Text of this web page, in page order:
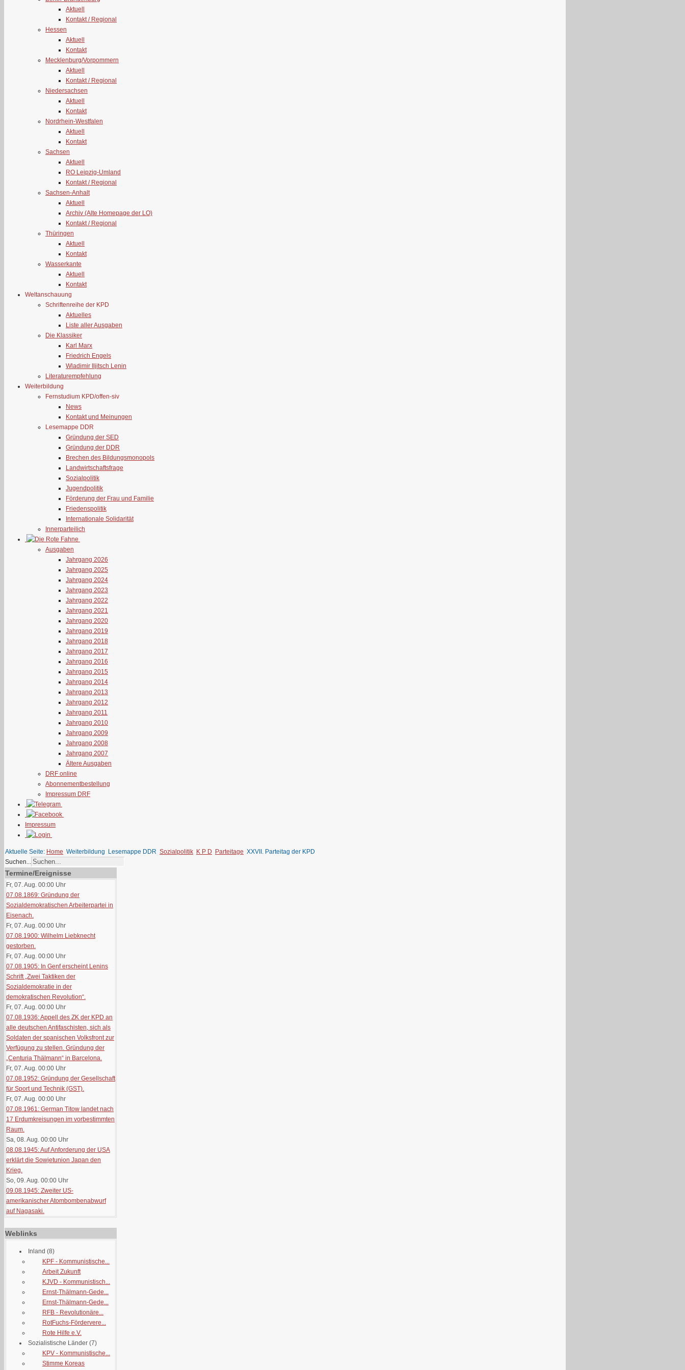
Aktuell
Kontakt / Regional
Hessen
Aktuell
Kontakt
Mecklenburg/Vorpommern
Aktuell
Kontakt / Regional
Niedersachsen
Aktuell
Kontakt
Nordrhein-Westfalen
Aktuell
Kontakt
Sachsen
Aktuell
RO Leipzig-Umland
Kontakt / Regional
Sachsen-Anhalt
Aktuell
Archiv (Alte Homepage der LO)
Kontakt / Regional
Thüringen
Aktuell
Kontakt
Wasserkante
Aktuell
Kontakt
Weltanschauung
Schriftenreihe der KPD
Aktuelles
Liste aller Ausgaben
Die Klassiker
Karl Marx
Friedrich Engels
Wladimir Iljitsch Lenin
Literaturempfehlung
Weiterbildung
Fernstudium KPD/offen-siv
News
Kontakt und Meinungen
Lesemappe DDR
Gründung der SED
Gründung der DDR
Brechen des Bildungsmonopols
Landwirtschaftsfrage
Sozialpolitik
Jugendpolitik
Förderung der Frau und Familie
Friedenspolitik
Internationale Solidarität
Innerparteilich
Ausgaben
Jahrgang 2026
Jahrgang 2025
Jahrgang 2024
Jahrgang 2023
Jahrgang 2022
Jahrgang 2021
Jahrgang 2020
Jahrgang 2019
Jahrgang 2018
Jahrgang 2017
Jahrgang 2016
Jahrgang 2015
Jahrgang 2014
Jahrgang 2013
Jahrgang 2012
Jahrgang 2011
Jahrgang 2010
Jahrgang 2009
Jahrgang 2008
Jahrgang 2007
Ältere Ausgaben
DRF online
Abonnementbestellung
Impressum DRF
Impressum
Aktuelle Seite: Home Weiterbildung Lesemappe DDR Sozialpolitik K P D Parteitage XXVII. Parteitag der KPD
Suchen...
Termine/Ereignisse
Fr, 07. Aug. 00:00 Uhr
07.08.1869: Gründung der
Sozialdemokratischen Arbeiterpartei in
Eisenach.
Fr, 07. Aug. 00:00 Uhr
07.08.1900: Wilhelm Liebknecht
gestorben.
Fr, 07. Aug. 00:00 Uhr
07.08.1905: In Genf erscheint Lenins
Schrift „Zwei Taktiken der
Sozialdemokratie in der
demokratischen Revolution“.
Fr, 07. Aug. 00:00 Uhr
07.08.1936: Appell des ZK der KPD an
alle deutschen Antifaschisten, sich als
Soldaten der spanischen Volksfront zur
Verfügung zu stellen. Gründung der
„Centuria Thälmann“ in Barcelona.
Fr, 07. Aug. 00:00 Uhr
07.08.1952: Gründung der Gesellschaft
für Sport und Technik (GST).
Fr, 07. Aug. 00:00 Uhr
07.08.1961: German Titow landet nach
17 Erdumkreisungen im vorbestimmten
Raum.
Sa, 08. Aug. 00:00 Uhr
08.08.1945: Auf Anforderung der USA
erklärt die Sowjetunion Japan den
Krieg.
So, 09. Aug. 00:00 Uhr
09.08.1945: Zweiter US-
amerikanischer Atombombenabwurf
auf Nagasaki.
Weblinks
Inland (8)
KPF - Kommunistische...
Arbeit Zukunft
KJVD - Kommunistisch...
Ernst-Thälmann-Gede...
Ernst-Thälmann-Gede...
RFB - Revolutionäre...
RotFuchs-Fördervere...
Rote Hilfe e.V.
Sozialistische Länder (7)
KPV - Kommunistische...
Stimme Koreas